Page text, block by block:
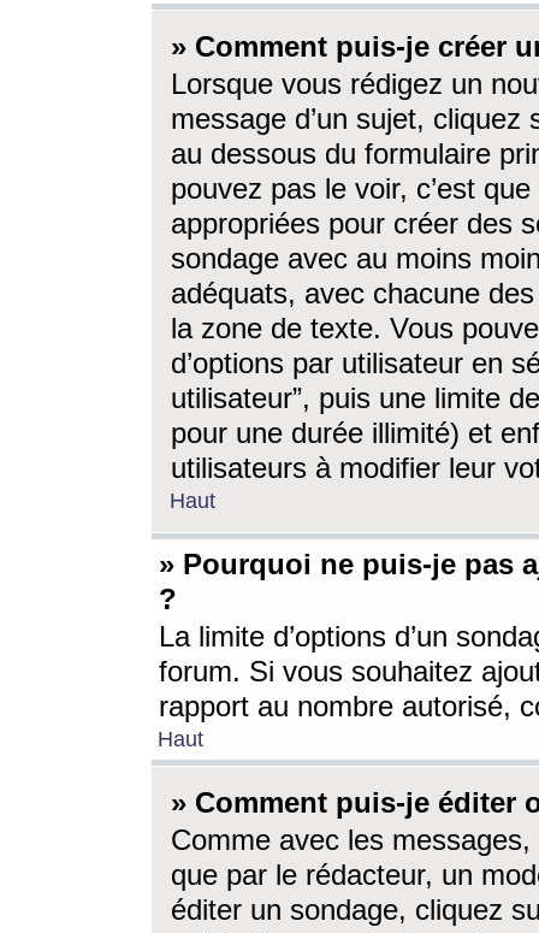
» Comment puis-je créer
Lorsque vous rédigez un
message d’un sujet, cliquez
au dessous du formulaire
pouvez pas le voir, c’est
appropriées pour créer des
sondage avec au moins
adéquats, avec chacune
la zone de texte. Vous
d’options par utilisateur en
utilisateur”, puis une limite
pour une durée illimité) et
utilisateurs à modifier leur
Haut
» Pourquoi ne puis-je pas
?
La limite d’options d’un
forum. Si vous souhaitez
rapport au nombre autorisé,
Haut
» Comment puis-je éditer
Comme avec les
que par le rédacteur, un
éditer un sondage, cliquez